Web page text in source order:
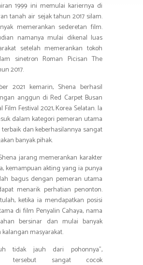
1999 ini memulai kariernya di
tanah air sejak tahun 2017 silam.
memerankan sederetan film.
namanya mulai dikenal luas
setelah memerankan tokoh
sinetron Roman Picisan The
2017.
2021 kemarin, Shena berhasil
anggun di Red Carpet Busan
Film Festival 2021, Korea Selatan. Ia
dalam kategori pemeran utama
dan keberhasilannya sangat
banyak pihak.
jarang memerankan karakter
kemampuan akting yang ia punya
bagus dengan pemeran utama
menarik perhatian penonton.
ketika ia mendapatkan posisi
di film Penyalin Cahaya, nama
bersinar dan mulai banyak
masyarakat.
tidak jauh dari pohonnya”,
tersebut sangat cocok